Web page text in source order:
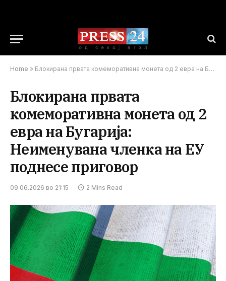
Home » Блокирана првата комеморативна монета од 2 евра на Бугарија: Неименувана членка на ЕУ поднесе приговор
Блокирана првата
комеморативна монета од 2
евра на Бугарија:
Неименувана членка на ЕУ
поднесе приговор
09.06.2026 во 21:15 2 Mins Read